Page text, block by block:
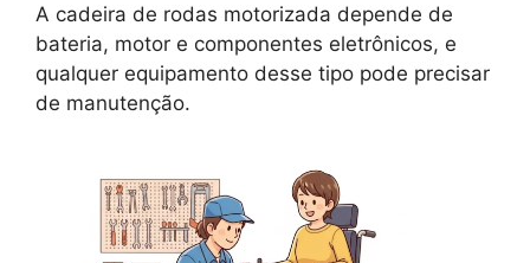
A cadeira de rodas motorizada depende de
bateria, motor e componentes eletrônicos, e
qualquer equipamento desse tipo pode precisar
de manutenção.